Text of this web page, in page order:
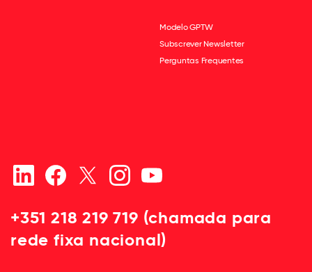
Modelo GPTW
Subscrever Newsletter
Perguntas Frequentes
+351 218 219 719 (chamada para
rede fixa nacional)